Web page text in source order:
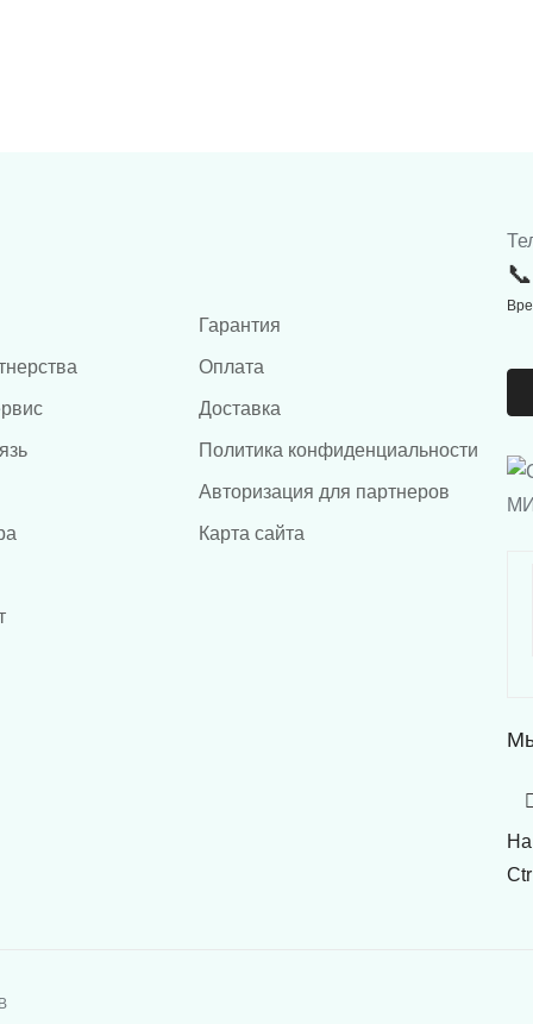
Гарантия
Оплата
Доставка
Политика конфиденциальности
Авторизация для партнеров
Карта сайта